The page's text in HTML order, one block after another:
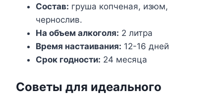
Состав: груша копченая, изюм,
чернослив.
На объем алкоголя: 2 литра
Время настаивания: 12-16 дней
Срок годности: 24 месяца
Советы для идеального